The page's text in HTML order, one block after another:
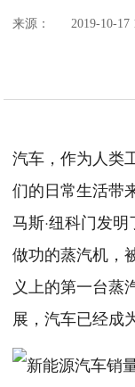
来源： 2019-10-17
汽车，作为人类
们的日常生活带
马斯·纽科门发
做功的蒸汽机，
义上的第一台蒸
展，汽车已经成